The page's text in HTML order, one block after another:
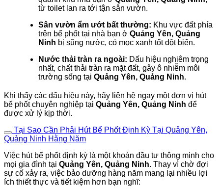
từ toilet lan ra tới tận sân vườn.
Sân vườn ẩm ướt bất thường: Khu vực đất phía
trên bể phốt tại nhà bạn ở Quảng Yên, Quảng
Ninh bị sũng nước, cỏ mọc xanh tốt đột biến.
Nước thải tràn ra ngoài: Dấu hiệu nghiêm trọng
nhất, chất thải tràn ra mặt đất, gây ô nhiễm môi
trường sống tại Quảng Yên, Quảng Ninh.
Khi thấy các dấu hiệu này, hãy liên hệ ngay một đơn vị hút
bể phốt chuyên nghiệp tại Quảng Yên, Quảng Ninh để
được xử lý kịp thời.
Tại Sao Cần Phải Hút Bể Phốt Định Kỳ Tại Quảng Yên,
Quảng Ninh Hằng Năm
Việc hút bể phốt định kỳ là một khoản đầu tư thông minh cho
mọi gia đình tại Quảng Yên, Quảng Ninh. Thay vì chờ đợi
sự cố xảy ra, việc bảo dưỡng hàng năm mang lại nhiều lợi
ích thiết thực và tiết kiệm hơn bạn nghĩ: